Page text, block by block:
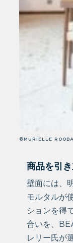
©MURIELLE
商品を引
壁面には、
モルタルが
ションを得
合いを、
レリー氏が